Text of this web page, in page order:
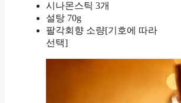
시나몬스틱 3개
설탕 70g
팔각회향 소량[기호에 따라
선택]